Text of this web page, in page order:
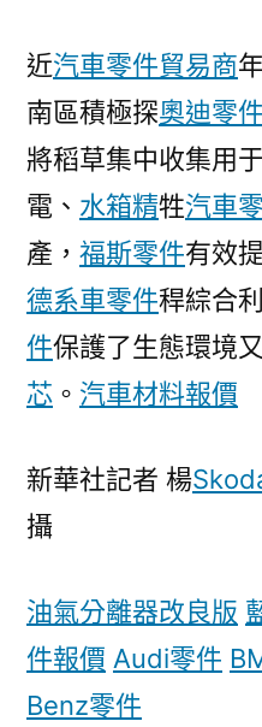
近汽車零件貿易商
南區積極探奧迪零件
將稻草集中收集用
電、 水箱精牲汽車
產， 福斯零件有效
德系車零件稈綜合
件保護了生態環境
芯 。 汽車材料報價
新華社記者 楊
攝
油氣分離器改良版
件報價 Audi零件
Benz零件